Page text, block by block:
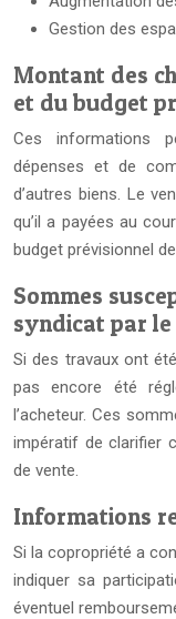
Gestion des
Montant des
et du budget
Ces informations
dépenses et de
d’autres biens. Le
qu’il a payées au
budget prévisionnel
Sommes
syndicat par
Si des travaux ont
pas encore été
l’acheteur. Ces
impératif de clarifier
de vente.
Informations
Si la copropriété a
indiquer sa
éventuel